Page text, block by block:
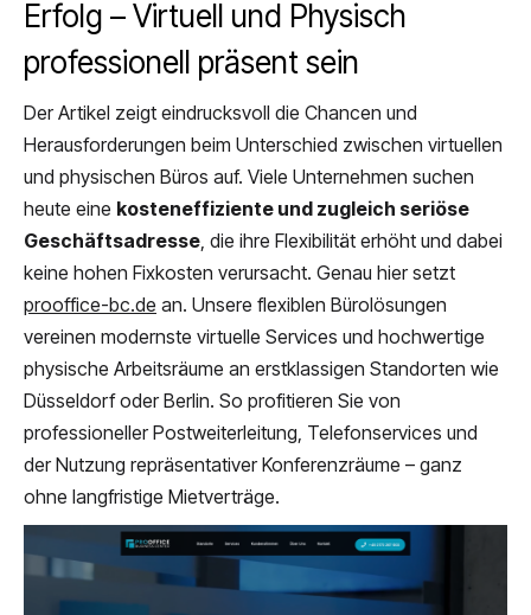
Erfolg – Virtuell und Physisch
professionell präsent sein
Der Artikel zeigt eindrucksvoll die Chancen und
Herausforderungen beim Unterschied zwischen virtuellen
und physischen Büros auf. Viele Unternehmen suchen
heute eine kosteneffiziente und zugleich seriöse
Geschäftsadresse, die ihre Flexibilität erhöht und dabei
keine hohen Fixkosten verursacht. Genau hier setzt
prooffice-bc.de an. Unsere flexiblen Bürolösungen
vereinen modernste virtuelle Services und hochwertige
physische Arbeitsräume an erstklassigen Standorten wie
Düsseldorf oder Berlin. So profitieren Sie von
professioneller Postweiterleitung, Telefonservices und
der Nutzung repräsentativer Konferenzräume – ganz
ohne langfristige Mietverträge.